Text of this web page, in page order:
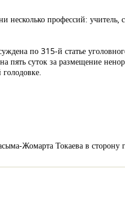
несколько профессий: учитель,
по 315-й статье
на пять суток за размещение
голодовке.
Жомарта Токаева в